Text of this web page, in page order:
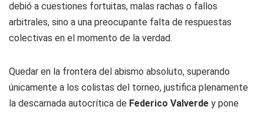
debió a cuestiones fortuitas, malas rachas o fallos
arbitrales, sino a una preocupante falta de respuestas
colectivas en el momento de la verdad.
Quedar en la frontera del abismo absoluto, superando
únicamente a los colistas del torneo, justifica plenamente
la descarnada autocrítica de Federico Valverde y pone